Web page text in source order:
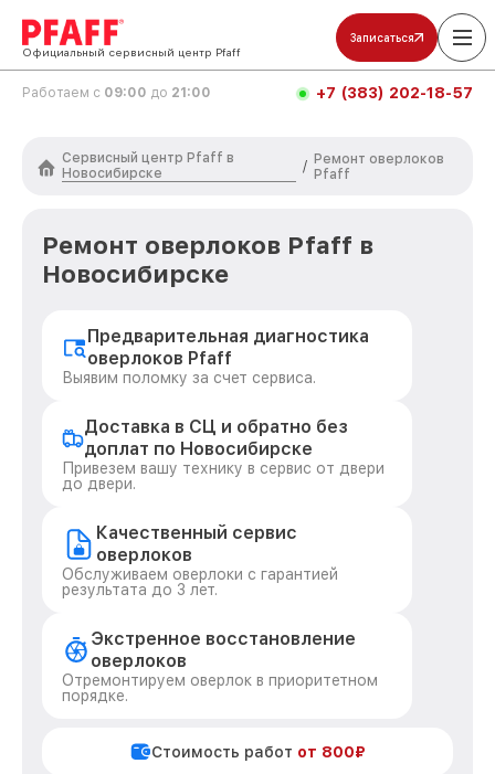
Официальный сервисный центр Pfaff
Записаться
Работаем с 09:00 до 21:00 +7 (383) 202-18-57
Сервисный центр Pfaff в
Новосибирске
/ Ремонт оверлоков
Pfaff
Ремонт оверлоков Pfaff в
Новосибирске
Предварительная диагностика
оверлоков Pfaff
Выявим поломку за счет сервиса.
Доставка в СЦ и обратно без
доплат по Новосибирске
Привезем вашу технику в сервис от двери
до двери.
Качественный сервис
оверлоков
Обслуживаем оверлоки с гарантией
результата до 3 лет.
Экстренное восстановление
оверлоков
Отремонтируем оверлок в приоритетном
порядке.
Стоимость работ от 800₽